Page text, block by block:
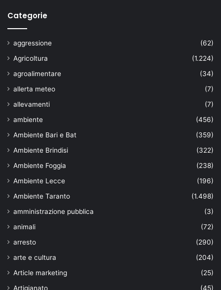
Categorie
aggressione
(62)
Agricoltura
(1.224)
agroalimentare
(34)
allerta meteo
(7)
allevamenti
(7)
ambiente
(456)
Ambiente Bari e Bat
(359)
Ambiente Brindisi
(322)
Ambiente Foggia
(238)
Ambiente Lecce
(196)
Ambiente Taranto
(1.498)
amministrazione pubblica
(3)
animali
(72)
arresto
(290)
arte e cultura
(204)
Article marketing
(25)
Artigianato
(45)